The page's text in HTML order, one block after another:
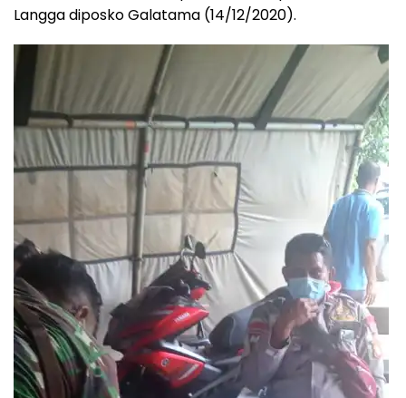
Langga diposko Galatama (14/12/2020).